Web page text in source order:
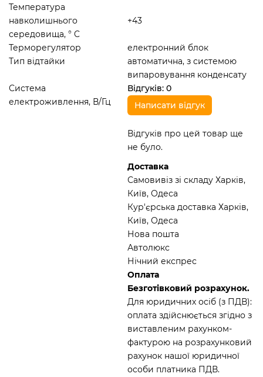
Температура
навколишнього
середовища, ° C
+43
Терморегулятор
електронний блок
Тип відтайки
автоматична, з системою
випаровування конденсату
Система
електроживлення, В/Гц
Відгуків: 0
Написати відгук
Відгуків про цей товар ще
не було.
Доставка
Самовивіз зі складу Харків,
Київ, Одеса
Кур'єрська доставка Харків,
Київ, Одеса
Нова пошта
Автолюкс
Нічний експрес
Оплата
Безготівковий розрахунок.
Для юридичних осіб (з ПДВ):
оплата здійснюється згідно з
виставленим рахунком-
фактурою на розрахунковий
рахунок нашої юридичної
особи платника ПДВ.